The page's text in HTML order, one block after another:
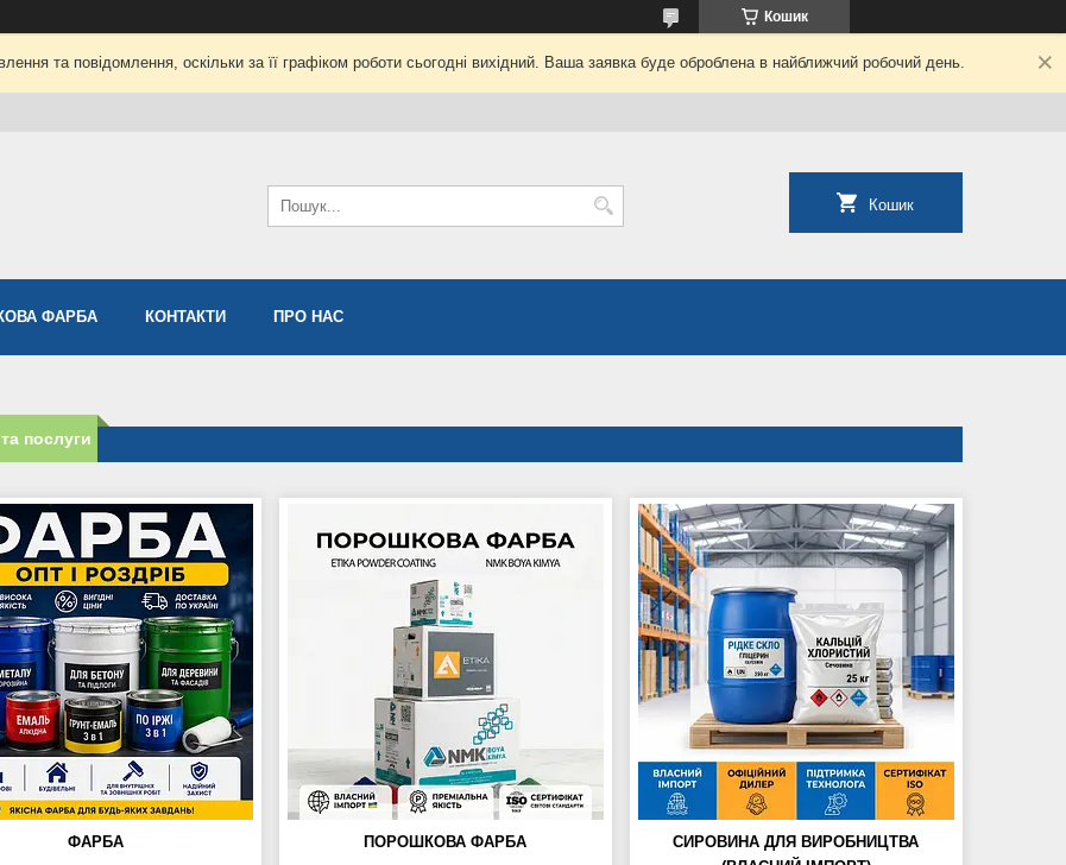
Кошик
та повідомлення, оскільки за її графіком роботи сьогодні вихідний. Ваша заявка буде оброблена в найближчий робочий день.
Кошик
ФАРБА КОНТАКТИ ПРО НАС
послуги
ФАРБА ПОРОШКОВА ФАРБА
СИРОВИНА ДЛЯ ВИРОБНИЦТВА